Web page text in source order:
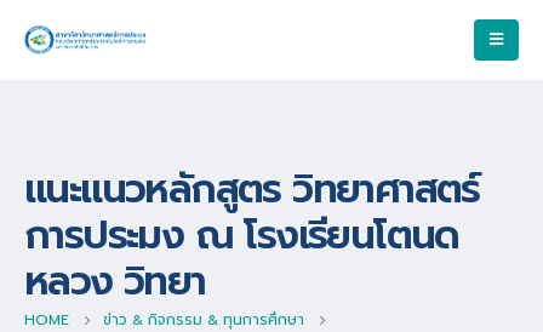
แนะแนวหลักสูตร วิทยาศาสตร์
การประมง ณ โรงเรียนโตนด
หลวง วิทยา
HOME
ข่าว & กิจกรรม & ทุนการศึกษา